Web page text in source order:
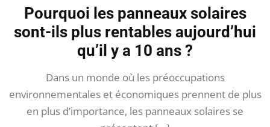
Pourquoi les panneaux solaires
sont-ils plus rentables aujourd’hui
qu’il y a 10 ans ?
Dans un monde où les préoccupations
environnementales et économiques prennent de plus
en plus d’importance, les panneaux solaires se